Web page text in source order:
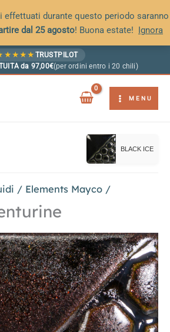
effettuati durante questo periodo saranno
dal 25 agosto! Buona estate! Ignora
★ ★ ★ ★ TRUSTPILOT
da 97,00€(per ordini entro i 20 chili)
MENU
BLACK ICE
/ Elements Mayco /